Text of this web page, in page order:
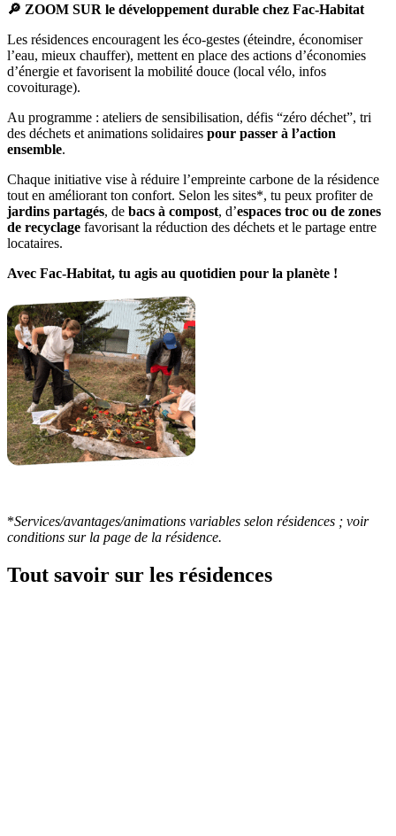
🔎 ZOOM SUR le développement durable chez Fac-Habitat
Les résidences encouragent les éco-gestes (éteindre, économiser
l’eau, mieux chauffer), mettent en place des actions d’économies
d’énergie et favorisent la mobilité douce (local vélo, infos
covoiturage).
Au programme : ateliers de sensibilisation, défis “zéro déchet”, tri
des déchets et animations solidaires pour passer à l’action
ensemble.
Chaque initiative vise à réduire l’empreinte carbone de la résidence
tout en améliorant ton confort. Selon les sites*, tu peux profiter de
jardins partagés, de bacs à compost, d’espaces troc ou de zones
de recyclage favorisant la réduction des déchets et le partage entre
locataires.
Avec Fac-Habitat, tu agis au quotidien pour la planète !
*Services/avantages/animations variables selon résidences ; voir
conditions sur la page de la résidence.
Tout savoir sur les résidences